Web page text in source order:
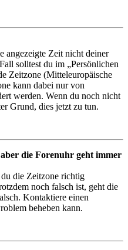
angezeigte Zeit nicht deiner
solltest du im „Persönlichen
Zeitzone (Mitteleuropäische
kann dabei nur von
werden. Wenn du noch nicht
Grund, dies jetzt zu tun.
die Forenuhr geht immer
die Zeitzone richtig
noch falsch ist, geht die
Kontaktiere einen
beheben kann.